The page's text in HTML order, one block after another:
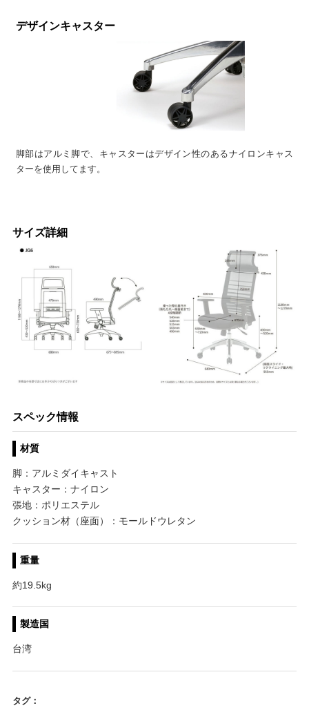
デザインキャスター
脚部はアルミ脚で、キャスターはデザイン性のあるナイロンキャス
ターを使用してます。
サイズ詳細
スペック情報
材質
脚：アルミダイキャスト
キャスター：ナイロン
張地：ポリエステル
クッション材（座面）：モールドウレタン
重量
約19.5kg
製造国
台湾
タグ：